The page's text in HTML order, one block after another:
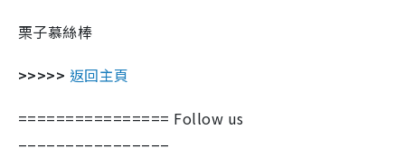
栗子慕絲棒
>>>>> 返回主頁
================ Follow us